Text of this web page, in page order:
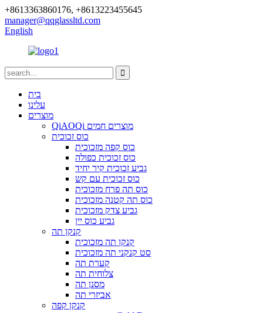
+8613363860176, +8613223455645
manager@qqglassltd.com
English
בית
עלינו
מוצרים
QiAOQi מוצרים חמים
כוס זכוכית
כוס קפה מזכוכית
כוס זכוכית כפולה
גביע זכוכית קיר יחיד
כוס זכוכית עם קש
כוס תה פרח מזכוכית
כוס תה קטנה מזכוכית
גביע צדק מזכוכית
גביע כוס יין
קנקן תה
קנקן תה מזכוכית
סט קנקני תה מזכוכית
קערת תה
צלוחית תה
מסנן תה
אביזרי תה
קנקן קפה